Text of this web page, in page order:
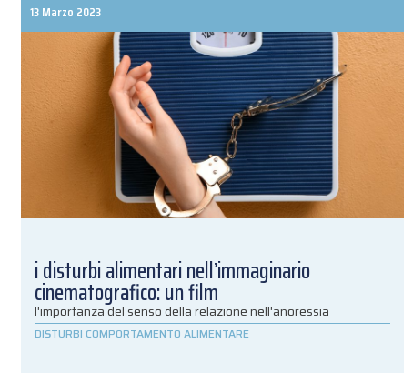
13 Marzo 2023
i disturbi alimentari nell’immaginario
cinematografico: un film
l'importanza del senso della relazione nell'anoressia
DISTURBI COMPORTAMENTO ALIMENTARE